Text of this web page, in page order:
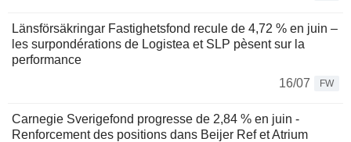
Länsförsäkringar Fastighetsfond recule de 4,72 % en juin –
les surpondérations de Logistea et SLP pèsent sur la
performance
16/07
FW
Carnegie Sverigefond progresse de 2,84 % en juin -
Renforcement des positions dans Beijer Ref et Atrium